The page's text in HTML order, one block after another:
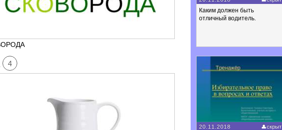
4
Каким должен быть
отличный водитель.
20.11.2018 скрыт